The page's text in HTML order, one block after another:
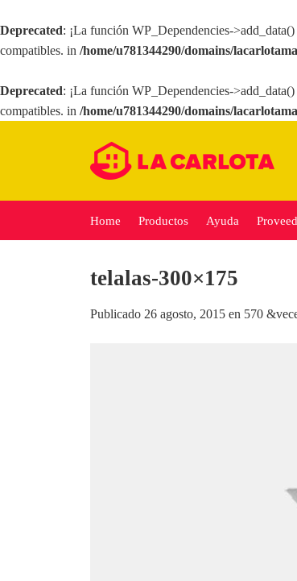
Deprecated: ¡La función WP_Dependencies-
compatibles. in /home/u781344290/domains/
Deprecated: ¡La función WP_Dependencies-
compatibles. in /home/u781344290/domains/
Home Productos Ayuda
telalas-300×175
Publicado 26 agosto, 2015 en 570